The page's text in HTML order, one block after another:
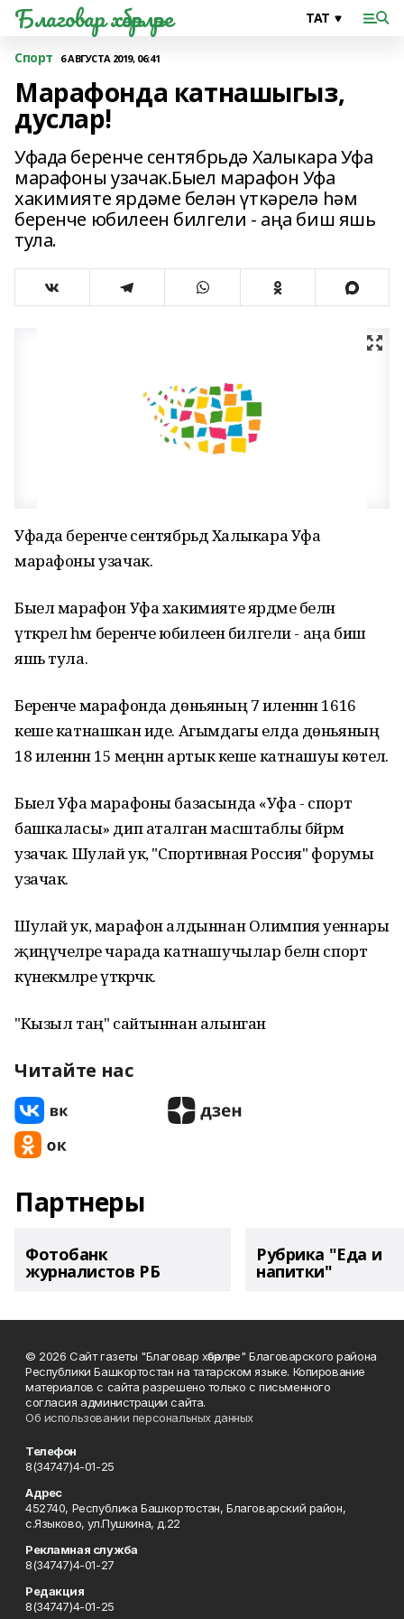
Благовар хәбәрләре
Спорт 6 АВГУСТА 2019, 06:41
Марафонда катнашыгыз,
дуслар!
Уфада беренче сентябрьдә Халыкара Уфа
марафоны узачак.Быел марафон Уфа
хакимияте ярдәме белән үткәрелә һәм
беренче юбилеен билгели - аңа биш яшь
тула.
Уфада беренче сентябрьдә Халыкара Уфа
марафоны узачак.
Быел марафон Уфа хакимияте ярдәме белән
үткәрелә һәм беренче юбилеен билгели - аңа биш
яшь тула.
Беренче марафонда дөньяның 7 иленнән 1616
кеше катнашкан иде. Агымдагы елда дөньяның
18 иленнән 15 меңнән артык кеше катнашуы көтелә.
Быел Уфа марафоны базасында «Уфа - спорт
башкаласы» дип аталган масштаблы бәйрәм
узачак. Шулай ук, "Спортивная Россия" форумы
узачак.
Шулай ук, марафон алдыннан Олимпия уеннары
җиңүчеләре чарада катнашучылар белән спорт
күнекмәләре үткәрәчәк.
"Кызыл таң" сайтыннан алынган
Читайте нас
Партнеры
Фотобанк
журналистов РБ
Рубрика "Еда и
напитки"
© 2026 Сайт газеты "Благовар хәбәрләре" Благоварского района
Республики Башкортостан на татарском языке. Копирование
материалов с сайта разрешено только с письменного
согласия администрации сайта.
Об использовании персональных данных
Телефон
8(34747)4-01-25
Адрес
452740, Республика Башкортостан, Благоварский район,
с.Языково, ул.Пушкина, д.22
Рекламная служба
8(34747)4-01-27
Редакция
8(34747)4-01-25